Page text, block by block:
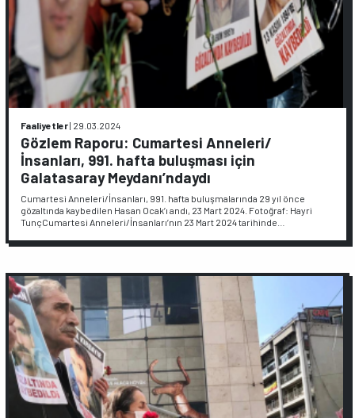
Faaliyetler| 29.03.2024
Gözlem Raporu: Cumartesi Anneleri/
İnsanları, 991. hafta buluşması için
Galatasaray Meydanı’ndaydı
Cumartesi Anneleri/İnsanları, 991. hafta buluşmalarında 29 yıl önce
gözaltında kaybedilen Hasan Ocak’ı andı, 23 Mart 2024. Fotoğraf: Hayri
TunçCumartesi Anneleri/İnsanları’nın 23 Mart 2024 tarihinde…